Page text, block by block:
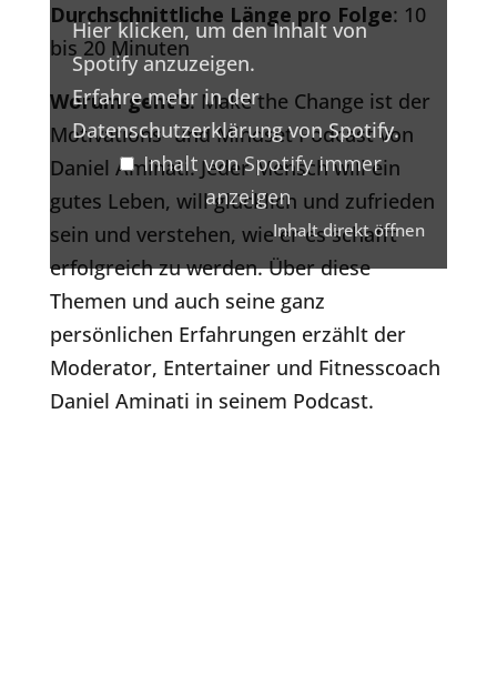
Hier klicken, um den Inhalt von
Spotify anzuzeigen.
Erfahre mehr in der
Datenschutzerklärung von Spotify.
Inhalt von Spotify immer
anzeigen
Inhalt direkt öffnen
Durchschnittliche Länge pro Folge: 10
bis 20 Minuten
Worum geht’s: Make the Change ist der
Motivations- und Mindset Podcast von
Daniel Aminati. Jeder Mensch will ein
gutes Leben, will glücklich und zufrieden
sein und verstehen, wie er es schafft
erfolgreich zu werden. Über diese
Themen und auch seine ganz
persönlichen Erfahrungen erzählt der
Moderator, Entertainer und Fitnesscoach
Daniel Aminati in seinem Podcast.